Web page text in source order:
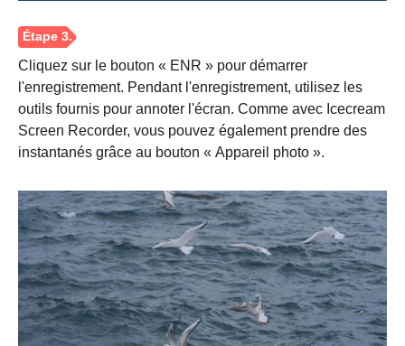
Cliquez sur le bouton « ENR » pour démarrer
l'enregistrement. Pendant l'enregistrement, utilisez les
outils fournis pour annoter l'écran. Comme avec Icecream
Screen Recorder, vous pouvez également prendre des
instantanés grâce au bouton « Appareil photo ».